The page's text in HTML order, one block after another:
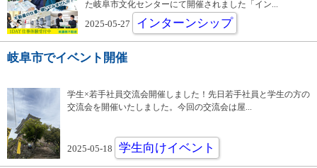
た岐阜市文化センターにて開催されました「イン...
2025-05-27
インターンシップ
岐阜市でイベント開催
学生×若手社員交流会開催しました！先日若手社員と学生の方の
交流会を開催いたしました。今回の交流会は屋...
2025-05-18 学生向けイベント